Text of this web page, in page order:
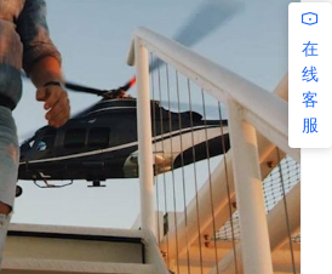
在
线
客
服